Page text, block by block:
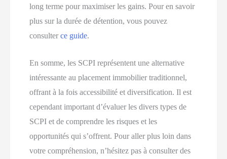
long terme pour maximiser les gains. Pour en savoir
plus sur la durée de détention, vous pouvez
consulterce guide.
En somme, les SCPI représentent une alternative
intéressante au placement immobilier traditionnel,
offrant à la fois accessibilité et diversification. Il est
cependant important d’évaluer les divers types de
SCPI et de comprendre les risques et les
opportunités qui s’offrent. Pour aller plus loin dans
votre compréhension, n’hésitez pas à consulter des